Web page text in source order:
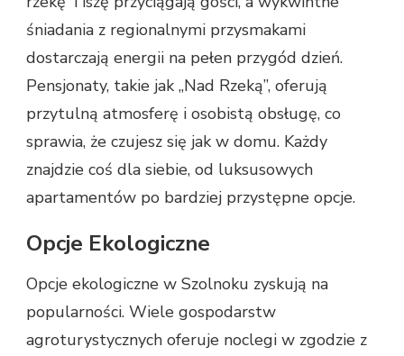
śniadania z regionalnymi przysmakami
dostarczają energii na pełen przygód dzień.
Pensjonaty, takie jak „Nad Rzeką”, oferują
przytulną atmosferę i osobistą obsługę, co
sprawia, że czujesz się jak w domu. Każdy
znajdzie coś dla siebie, od luksusowych
apartamentów po bardziej przystępne opcje.
Opcje Ekologiczne
Opcje ekologiczne w Szolnoku zyskują na
popularności. Wiele gospodarstw
agroturystycznych oferuje noclegi w zgodzie z